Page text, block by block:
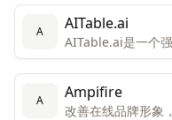
A AITable.ai
AITable.ai是一个
具，旨在通过其视
CRM、项目管理和
A Ampifire
改善在线品牌形象